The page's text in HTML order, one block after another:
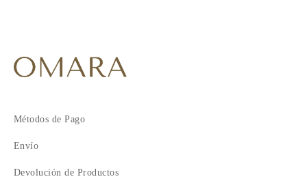
Métodos de Pago
Envío
Devolución de Productos